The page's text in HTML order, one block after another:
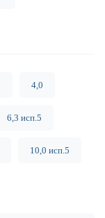
4,0
6,3 исп.5
10,0 исп.5